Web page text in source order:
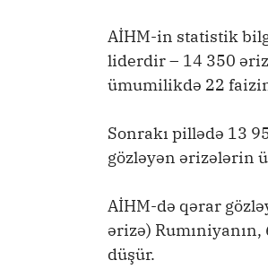
AİHM-in statistik
liderdir – 14 350
ümumilikdə 22
Sonrakı pillədə 13
gözləyən ərizələrin
AİHM-də qərar
ərizə)
düşür.